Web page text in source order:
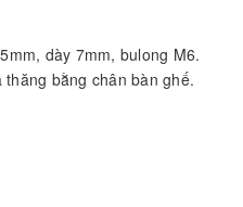
dày 7mm, bulong M6.
bằng chân bàn ghế.